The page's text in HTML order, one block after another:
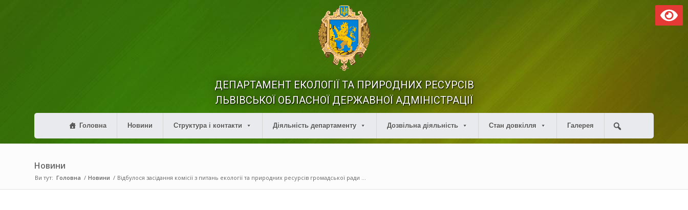
ДЕПАРТАМЕНТ ЕКОЛОГІЇ ТА ПРИРОДНИХ РЕСУРСІВ
ЛЬВІВСЬКОЇ ОБЛАСНОЇ ДЕРЖАВНОЇ АДМІНІСТРАЦІЇ
Головна Новини Структура і контакти Діяльність департаменту Дозвільна діяльність Стан довкілля Галерея
Новини
Ви тут: Головна / Новини / Відбулося засідання комісії з питань екології та природних ресурсів громадської ради ...